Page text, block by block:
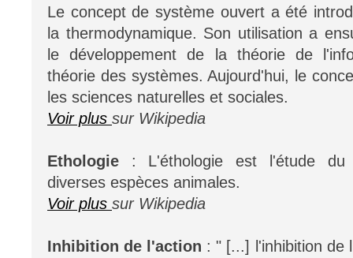
Le concept de système ouvert a été
la thermodynamique. Son utilisation a
le développement de la théorie de
théorie des systèmes. Aujourd'hui, le
les sciences naturelles et sociales.
Voir plus sur Wikipedia
Ethologie : L'éthologie est l'étude du
diverses espèces animales.
Voir plus sur Wikipedia
Inhibition de l'action : " [...] l'inhibition de